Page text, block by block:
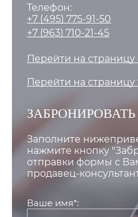
Телефон:
+7 (495) 775-91-50
+7 (963) 710-21-45
Перейти на страницу
Перейти на страницу
Заполните
нажмите кнопку
отправки формы с
продавец-
Ваше имя*: